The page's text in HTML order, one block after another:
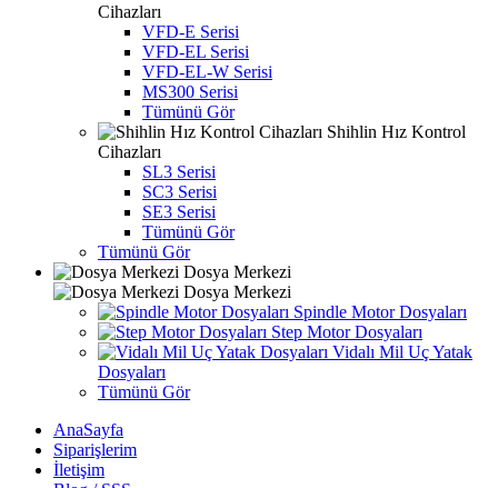
Cihazları
VFD-E Serisi
VFD-EL Serisi
VFD-EL-W Serisi
MS300 Serisi
Tümünü Gör
Shihlin Hız Kontrol
Cihazları
SL3 Serisi
SC3 Serisi
SE3 Serisi
Tümünü Gör
Tümünü Gör
Dosya Merkezi
Dosya Merkezi
Spindle Motor Dosyaları
Step Motor Dosyaları
Vidalı Mil Uç Yatak
Dosyaları
Tümünü Gör
AnaSayfa
Siparişlerim
İletişim